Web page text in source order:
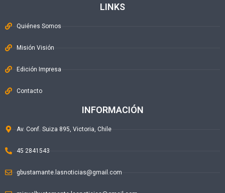
LINKS
Quiénes Somos
Misión Visión
Edición Impresa
Contacto
INFORMACIÓN
Av. Conf. Suiza 895, Victoria, Chile
45 2841543
gbustamante.lasnoticias@gmail.com